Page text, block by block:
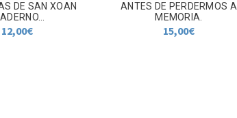
DE SAN XOAN
12,00€
ANTES DE PERDERMOS A
MEMORIA.
15,00€